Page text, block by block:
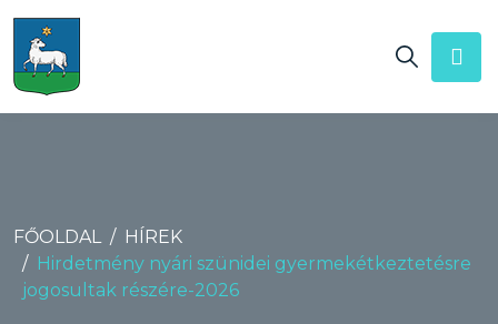
FŐOLDAL
HÍREK
Hirdetmény nyári szünidei gyermekétkeztetésre
jogosultak részére-2026